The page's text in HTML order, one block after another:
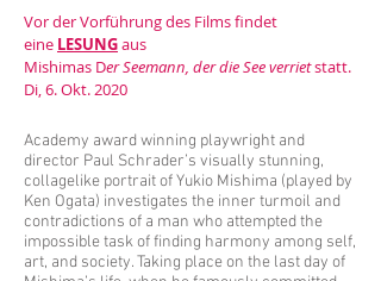
Vor der Vorführung des Films findet
eine LESUNGaus
Mishimas Der Seemann, der die See verrietstatt.
Di, 6. Okt. 2020
Academy award winning playwright and
director Paul Schrader’s visually stunning,
collagelike portrait of Yukio Mishima (played by
Ken Ogata) investigates the inner turmoil and
contradictions of a man who attempted the
impossible task of finding harmony among self,
art, and society. Taking place on the last day of